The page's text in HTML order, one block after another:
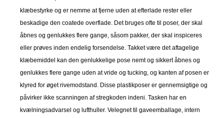
klæbestyrke og er nemme at fjerne uden at efterlade rester eller
beskadige den coatede overflade. Det bruges ofte til poser, der skal
åbnes og genlukkes flere gange, såsom pakker, der skal inspiceres
eller prøves inden endelig forsendelse. Takket være det aftagelige
klæbemiddel kan den genlukkelige pose nemt og sikkert åbnes og
genlukkes flere gange uden at vride og tucking, og kanten af ​​posen er
klyred for øget rivemodstand. Disse plastikposer er gennemsigtige og
påvirker ikke scanningen af ​​stregkoden indeni. Tasken har en
kvælningsadvarsel og lufthuller. Velegnet til gaveemballage, intern